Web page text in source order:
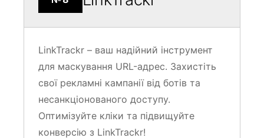
LinkTrackr – ваш надійний інструмент
для маскування URL-адрес. Захистіть
свої рекламні кампанії від ботів та
несанкціонованого доступу.
Оптимізуйте кліки та підвищуйте
конверсію з LinkTrackr!